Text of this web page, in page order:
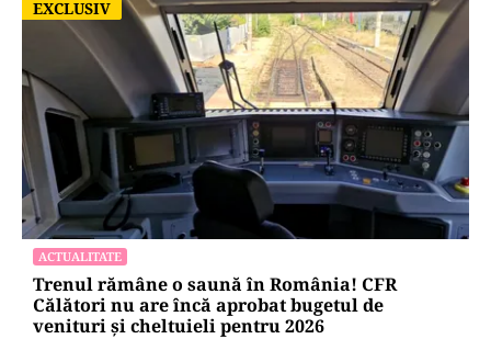
EXCLUSIV
EXCLUSIV
ACTUALITATE
Trenul rămâne o saună în România! CFR
Călători nu are încă aprobat bugetul de
venituri și cheltuieli pentru 2026